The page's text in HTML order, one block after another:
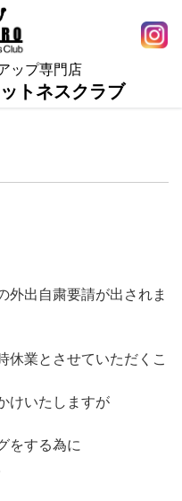
ップ専門店
トネスクラブ
外出自粛要請が出されま
休業とさせていただくこ
けいたしますが
をする為に